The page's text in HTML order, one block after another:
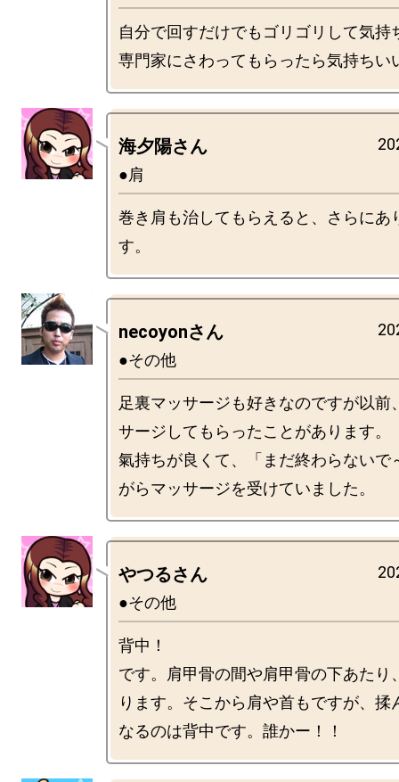
自分で回すだけでもゴリゴリして気持
海夕陽さん
●肩
巻き肩も治してもらえると、さらにあ
necoyonさん
●その他
足裏マッサージも好きなのですが以前
サージしてもらったことがあります。
氣持ちが良くて、「まだ終わらないで
やつるさん
●その他
背中！
です。肩甲骨の間や肩甲骨の下あたり
ります。そこから肩や首もですが、揉